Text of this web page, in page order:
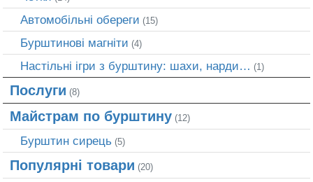
Автомобільні обереги (15)
Бурштинові магніти (4)
Настільні ігри з бурштину: шахи, нарди… (1)
Послуги (8)
Майстрам по бурштину (12)
Бурштин сирець (5)
Популярні товари (20)